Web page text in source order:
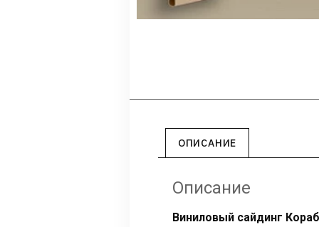
ОПИСАНИЕ
Описание
Виниловый сайдинг